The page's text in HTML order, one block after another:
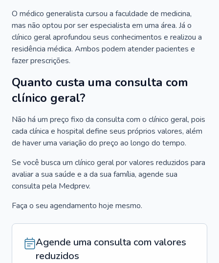
O médico generalista cursou a faculdade de medicina,
mas não optou por ser especialista em uma área. Já o
clínico geral aprofundou seus conhecimentos e realizou a
residência médica. Ambos podem atender pacientes e
fazer prescrições.
Quanto custa uma consulta com
clínico geral?
Não há um preço fixo da consulta com o clínico geral, pois
cada clínica e hospital define seus próprios valores, além
de haver uma variação do preço ao longo do tempo.
Se você busca um clínico geral por valores reduzidos para
avaliar a sua saúde e a da sua família, agende sua
consulta pela Medprev.
Faça o seu agendamento hoje mesmo.
Agende uma consulta com valores
reduzidos